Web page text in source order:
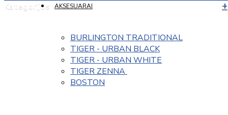
Kategorijos AKSESUARAI
BURLINGTON TRADITIONAL
TIGER - URBAN BLACK
TIGER - URBAN WHITE
TIGER ZENNA
BOSTON